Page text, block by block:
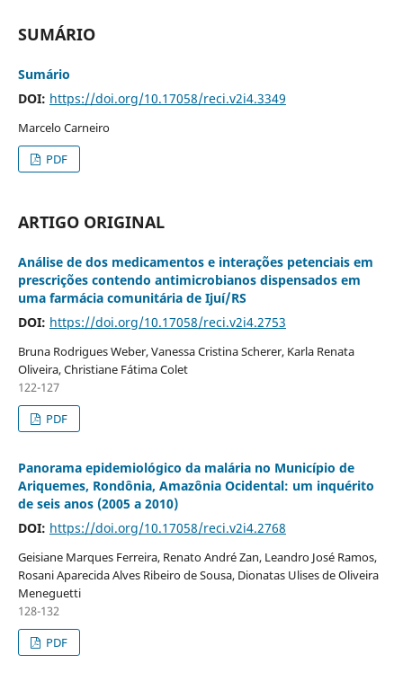
SUMÁRIO
Sumário
DOI: https://doi.org/10.17058/reci.v2i4.3349
Marcelo Carneiro
PDF
ARTIGO ORIGINAL
Análise de dos medicamentos e interações petenciais em
prescrições contendo antimicrobianos dispensados em
uma farmácia comunitária de Ijuí/RS
DOI: https://doi.org/10.17058/reci.v2i4.2753
Bruna Rodrigues Weber, Vanessa Cristina Scherer, Karla Renata
Oliveira, Christiane Fátima Colet
122-127
PDF
Panorama epidemiológico da malária no Município de
Ariquemes, Rondônia, Amazônia Ocidental: um inquérito
de seis anos (2005 a 2010)
DOI: https://doi.org/10.17058/reci.v2i4.2768
Geisiane Marques Ferreira, Renato André Zan, Leandro José Ramos,
Rosani Aparecida Alves Ribeiro de Sousa, Dionatas Ulises de Oliveira
Meneguetti
128-132
PDF